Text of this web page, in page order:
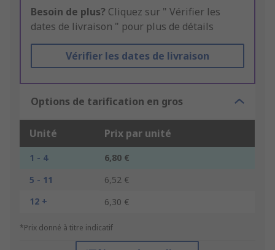
Besoin de plus? Cliquez sur " Vérifier les
dates de livraison " pour plus de détails
Vérifier les dates de livraison
Options de tarification en gros
Unité Prix par unité
1 - 4
6,80 €
5 - 11
6,52 €
12 +
6,30 €
*Prix donné à titre indicatif